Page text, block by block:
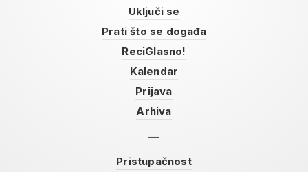
Uključi se
Prati što se događa
ReciGlasno!
Kalendar
Prijava
Arhiva
Pristupačnost